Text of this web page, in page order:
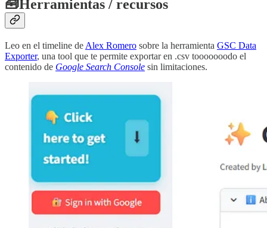
🧰Herramientas / recursos
Leo en el timeline de Alex Romero sobre la herramienta GSC Data
Exporter, una tool que te permite exportar en .csv tooooooodo el
contenido de Google Search Console sin limitaciones.